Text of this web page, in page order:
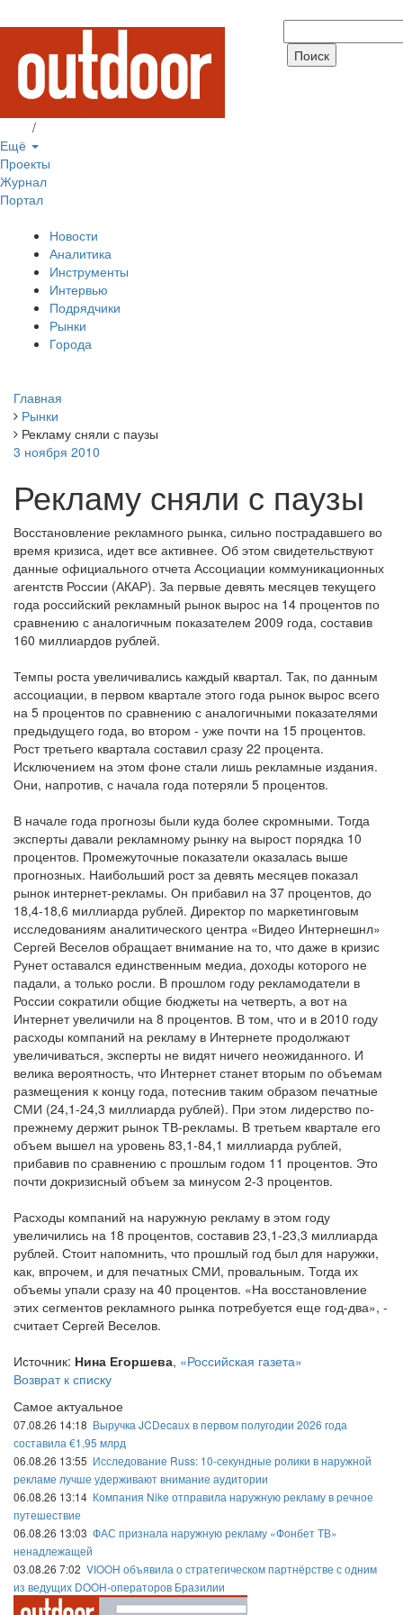
/
Ещё
Проекты
Журнал
Портал
Новости
Аналитика
Инструменты
Интервью
Подрядчики
Рынки
Города
Главная
Рынки
Рекламу сняли с паузы
3 ноября 2010
Рекламу сняли с паузы
Восстановление рекламного рынка, сильно пострадавшего во
время кризиса, идет все активнее. Об этом свидетельствуют
данные официального отчета Ассоциации коммуникационных
агентств России (АКАР). За первые девять месяцев текущего
года российский рекламный рынок вырос на 14 процентов по
сравнению с аналогичным показателем 2009 года, составив
160 миллиардов рублей.
Темпы роста увеличивались каждый квартал. Так, по данным
ассоциации, в первом квартале этого года рынок вырос всего
на 5 процентов по сравнению с аналогичными показателями
предыдущего года, во втором - уже почти на 15 процентов.
Рост третьего квартала составил сразу 22 процента.
Исключением на этом фоне стали лишь рекламные издания.
Они, напротив, с начала года потеряли 5 процентов.
В начале года прогнозы были куда более скромными. Тогда
эксперты давали рекламному рынку на вырост порядка 10
процентов. Промежуточные показатели оказалась выше
прогнозных. Наибольший рост за девять месяцев показал
рынок интернет-рекламы. Он прибавил на 37 процентов, до
18,4-18,6 миллиарда рублей. Директор по маркетинговым
исследованиям аналитического центра «Видео Интернешнл»
Сергей Веселов обращает внимание на то, что даже в кризис
Рунет оставался единственным медиа, доходы которого не
падали, а только росли. В прошлом году рекламодатели в
России сократили общие бюджеты на четверть, а вот на
Интернет увеличили на 8 процентов. В том, что и в 2010 году
расходы компаний на рекламу в Интернете продолжают
увеличиваться, эксперты не видят ничего неожиданного. И
велика вероятность, что Интернет станет вторым по объемам
размещения к концу года, потеснив таким образом печатные
СМИ (24,1-24,3 миллиарда рублей). При этом лидерство по-
прежнему держит рынок ТВ-рекламы. В третьем квартале его
объем вышел на уровень 83,1-84,1 миллиарда рублей,
прибавив по сравнению с прошлым годом 11 процентов. Это
почти докризисный объем за минусом 2-3 процентов.
Расходы компаний на наружную рекламу в этом году
увеличились на 18 процентов, составив 23,1-23,3 миллиарда
рублей. Стоит напомнить, что прошлый год был для наружки,
как, впрочем, и для печатных СМИ, провальным. Тогда их
объемы упали сразу на 40 процентов. «На восстановление
этих сегментов рекламного рынка потребуется еще год-два», -
считает Сергей Веселов.
Источник: Нина Егоршева, «Российская газета»
Возврат к списку
Самое актуальное
07.08.26 14:18 Выручка JCDecaux в первом полугодии 2026 года
составила €1,95 млрд
06.08.26 13:55 Исследование Russ: 10-секундные ролики в наружной
рекламе лучше удерживают внимание аудитории
06.08.26 13:14 Компания Nike отправила наружную рекламу в речное
путешествие
06.08.26 13:03 ФАС признала наружную рекламу «Фонбет ТВ»
ненадлежащей
03.08.26 7:02 VIOOH объявила о стратегическом партнёрстве с одним
из ведущих DOOH-операторов Бразилии